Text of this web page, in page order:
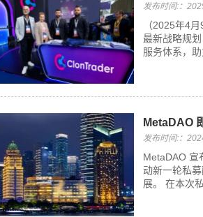
发布时间:：
（2025年4
最新战略规
服务体系，
MetaDAO
发布时间:：
MetaDAO 宣
动新一轮私
展。 在本次